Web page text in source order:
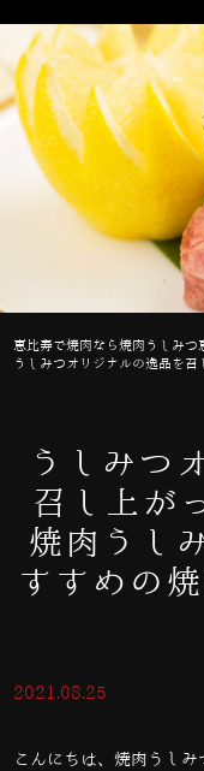
恵比寿で焼肉なら焼肉うしみつ
うしみつオリジナルの逸品を
うしみつ
召し上が
焼肉うし
すすめの
2021.08.25
こんにちは、焼肉うしみ